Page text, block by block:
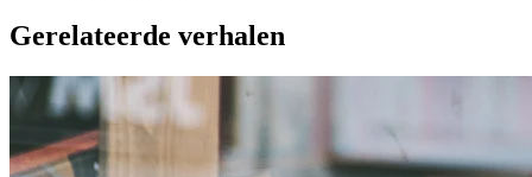
Gerelateerde verhalen